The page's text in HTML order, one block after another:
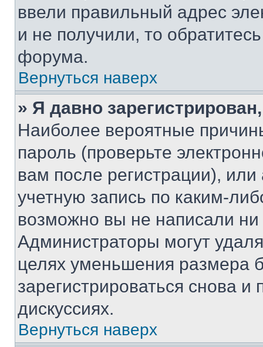
ввели правильный адрес
и не получили, то
форума.
Вернуться наверх
» Я давно
Наиболее вероятные
пароль (проверьте
вам после регистрации),
учетную запись по каким-
возможно вы не написали
Администраторы могут
целях уменьшения размера
зарегистрироваться снова и
дискуссиях.
Вернуться наверх